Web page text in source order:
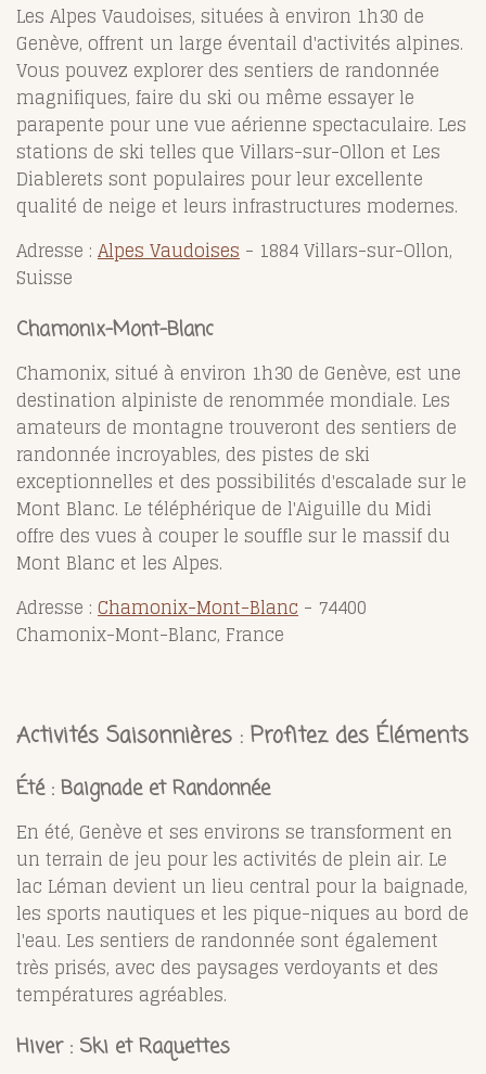
Les Alpes Vaudoises, situées à environ 1h30 de
Genève, offrent un large éventail d'activités alpines.
Vous pouvez explorer des sentiers de randonnée
magnifiques, faire du ski ou même essayer le
parapente pour une vue aérienne spectaculaire. Les
stations de ski telles que Villars-sur-Ollon et Les
Diablerets sont populaires pour leur excellente
qualité de neige et leurs infrastructures modernes.
Adresse : Alpes Vaudoises - 1884 Villars-sur-Ollon,
Suisse
Chamonix-Mont-Blanc
Chamonix, situé à environ 1h30 de Genève, est une
destination alpiniste de renommée mondiale. Les
amateurs de montagne trouveront des sentiers de
randonnée incroyables, des pistes de ski
exceptionnelles et des possibilités d'escalade sur le
Mont Blanc. Le téléphérique de l'Aiguille du Midi
offre des vues à couper le souffle sur le massif du
Mont Blanc et les Alpes.
Adresse : Chamonix-Mont-Blanc - 74400
Chamonix-Mont-Blanc, France
Activités Saisonnières : Profitez des Éléments
Été : Baignade et Randonnée
En été, Genève et ses environs se transforment en
un terrain de jeu pour les activités de plein air. Le
lac Léman devient un lieu central pour la baignade,
les sports nautiques et les pique-niques au bord de
l'eau. Les sentiers de randonnée sont également
très prisés, avec des paysages verdoyants et des
températures agréables.
Hiver : Ski et Raquettes